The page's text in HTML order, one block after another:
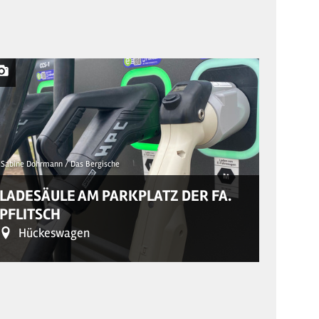
Dohrmann / Das Bergische
LADESÄULE AM PARKPLATZ DER FA.
PFLITSCH
Hückeswagen